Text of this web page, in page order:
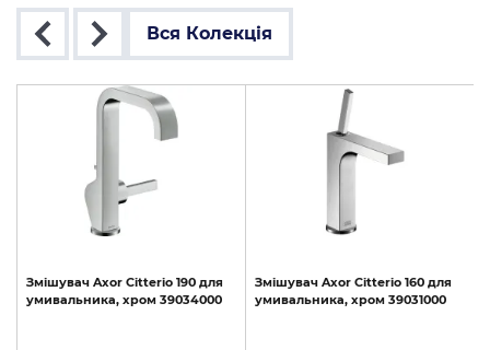
Вся Колекція
Змішувач Axor Citterio 190 для
умивальника, хром 39034000
Змішувач Axor Citterio 160 для
умивальника, хром 39031000